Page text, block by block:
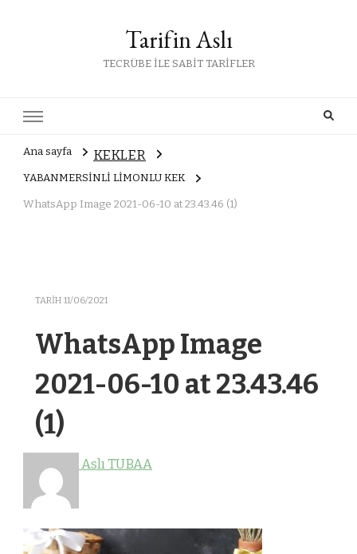
Tarifin Aslı
TECRÜBE İLE SABİT TARİFLER
Ana sayfa KEKLER
YABANMERSİNLİ LİMONLU KEK
WhatsApp Image 2021-06-10 at 23.43.46 (1)
TARIH 11/06/2021
WhatsApp Image
2021-06-10 at 23.43.46
(1)
Aslı TUBAA